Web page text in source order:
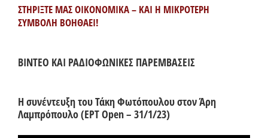
ΣΤΗΡΙΞΤΕ ΜΑΣ ΟΙΚΟΝΟΜΙΚΑ – ΚΑΙ Η ΜΙΚΡΟΤΕΡΗ
ΣΥΜΒΟΛΗ ΒΟΗΘΑΕΙ!
ΒΙΝΤΕΟ ΚΑΙ ΡΑΔΙΟΦΩΝΙΚΕΣ ΠΑΡΕΜΒΑΣΕΙΣ
Η συνέντευξη του Τάκη Φωτόπουλου στον Άρη
Λαμπρόπουλο (ΕΡΤ Open – 31/1/23)